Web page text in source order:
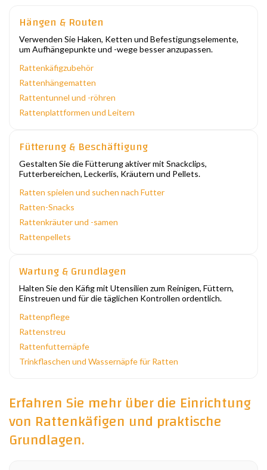
Hängen & Routen
Verwenden Sie Haken, Ketten und Befestigungselemente,
um Aufhängepunkte und -wege besser anzupassen.
Rattenkäfigzubehör
Rattenhängematten
Rattentunnel und -röhren
Rattenplattformen und Leitern
Fütterung & Beschäftigung
Gestalten Sie die Fütterung aktiver mit Snackclips,
Futterbereichen, Leckerlis, Kräutern und Pellets.
Ratten spielen und suchen nach Futter
Ratten-Snacks
Rattenkräuter und -samen
Rattenpellets
Wartung & Grundlagen
Halten Sie den Käfig mit Utensilien zum Reinigen, Füttern,
Einstreuen und für die täglichen Kontrollen ordentlich.
Rattenpflege
Rattenstreu
Rattenfutternäpfe
Trinkflaschen und Wassernäpfe für Ratten
Erfahren Sie mehr über die Einrichtung
von Rattenkäfigen und praktische
Grundlagen.